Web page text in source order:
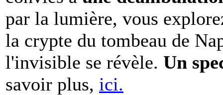
par la lumière, vous
la crypte du tombeau de
l'invisible se révèle. Un
savoir plus, ici.